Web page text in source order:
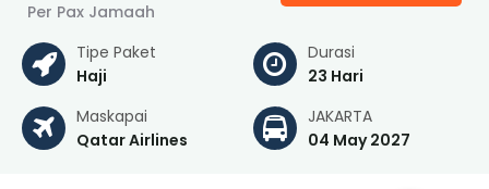
Tipe Paket
Haji
Durasi
23 Hari
Maskapai
Qatar Airlines
JAKARTA
04 May 2027
Per Pax Jamaah